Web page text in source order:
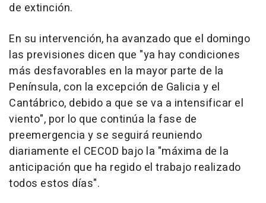
de extinción.
En su intervención, ha avanzado que el domingo
las previsiones dicen que "ya hay condiciones
más desfavorables en la mayor parte de la
Península, con la excepción de Galicia y el
Cantábrico, debido a que se va a intensificar el
viento", por lo que continúa la fase de
preemergencia y se seguirá reuniendo
diariamente el CECOD bajo la "máxima de la
anticipación que ha regido el trabajo realizado
todos estos días".